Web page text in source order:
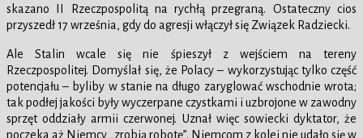
skazano II Rzeczpospolitą na rychłą przegraną. Ostateczny cios
przyszedł 17 września, gdy do agresji włączył się Związek Radziecki.
Ale Stalin wcale się nie śpieszył z wejściem na tereny
Rzeczpospolitej. Domyślał się, że Polacy – wykorzystując tylko część
potencjału – byliby w stanie na długo zaryglować wschodnie wrota;
tak podłej jakości były wyczerpane czystkami i uzbrojone w zawodny
sprzęt oddziały armii czerwonej. Uznał więc sowiecki dyktator, że
poczeka aż Niemcy „zrobią robotę”. Niemcom z kolei nie udało się w